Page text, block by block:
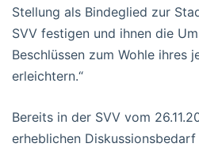
Stellung als Bindeglied zur
SVV festigen und ihnen die
Beschlüssen zum Wohle ihres
erleichtern.“
Bereits in der SVV vom
erheblichen